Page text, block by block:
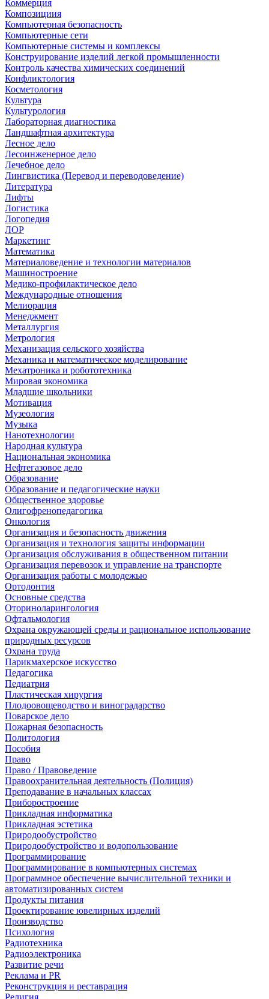
Коммерция
Композициия
Компьютерная безопасность
Компьютерные сети
Компьютерные системы и комплексы
Конструирование изделий легкой промышленности
Контроль качества химических соединений
Конфликтология
Косметология
Культура
Культурология
Лабораторная диагностика
Ландшафтная архитектура
Лесное дело
Лесоинженерное дело
Лечебное дело
Лингвистика (Перевод и переводоведение)
Литература
Лифты
Логистика
Логопедия
ЛОР
Маркетинг
Математика
Материаловедение и технологии материалов
Машиностроение
Медико-профилактическое дело
Международные отношения
Мелиорация
Менеджмент
Металлургия
Метрология
Механизация сельского хозяйства
Механика и математическое моделирование
Мехатроника и робототехника
Мировая экономика
Младшие школьники
Мотивация
Музеология
Музыка
Нанотехнологии
Народная культура
Национальная экономика
Нефтегазовое дело
Образование
Образование и педагогические науки
Общественное здоровье
Олигофренопедагогика
Онкология
Организация и безопасность движения
Организация и технология защиты информации
Организация обслуживания в общественном питании
Организация перевозок и управление на транспорте
Организация работы с молодежью
Ортодонтия
Основные средства
Оториноларингология
Офтальмология
Охрана окружающей среды и рациональное использование
природных ресурсов
Охрана труда
Парикмахерское искусство
Педагогика
Педиатрия
Пластическая хирургия
Плодоовощеводство и виноградарство
Поварское дело
Пожарная безопасность
Политология
Пособия
Право
Право / Правоведение
Правоохранительная деятельность (Полиция)
Преподавание в начальных классах
Приборостроение
Прикладная информатика
Прикладная эстетика
Природообустройство
Природообустройство и водопользование
Программирование
Программирование в компьютерных системах
Программное обеспечение вычислительной техники и
автоматизированных систем
Продукты питания
Проектирование ювелирных изделий
Производство
Психология
Радиотехника
Радиоэлектроника
Развитие речи
Реклама и PR
Реконструкция и реставрация
Религия